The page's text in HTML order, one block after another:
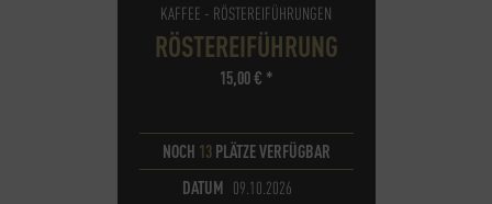
KAFFEE - RÖSTEREIFÜHRUNGEN
RÖSTEREIFÜHRUNG
15,00€ *
NOCH 13PLÄTZE VERFÜGBAR
DATUM 09.10.2026